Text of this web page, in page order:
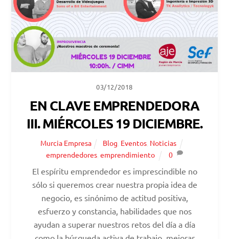
03/12/2018
EN CLAVE EMPRENDEDORA
III. MIÉRCOLES 19 DICIEMBRE.
Murcia Empresa Blog Eventos, Noticias
emprendedores ,emprendimiento 0
El espíritu emprendedor es imprescindible no
sólo si queremos crear nuestra propia idea de
negocio, es sinónimo de actitud positiva,
esfuerzo y constancia, habilidades que nos
ayudan a superar nuestros retos del día a día